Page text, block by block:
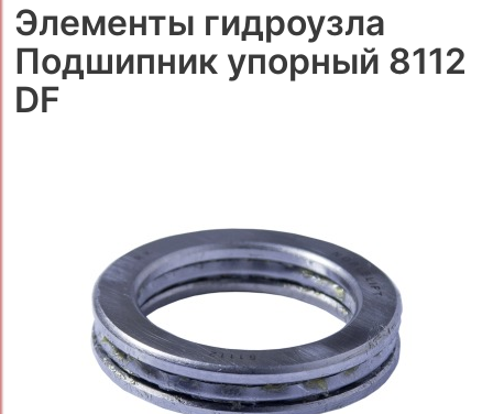
Элементы гидроузла
Подшипник упорный 8112
DF